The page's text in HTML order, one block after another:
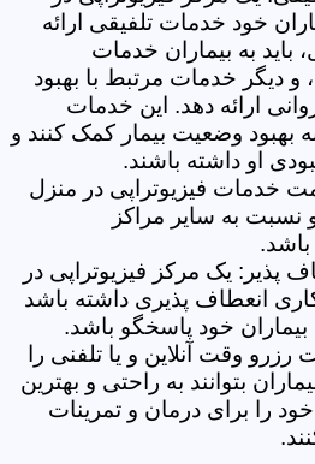
خود خدمات تلفیقی ارائه
باید به بیماران خدمات
و دیگر خدمات مرتبط با بهبود
ارائه دهد. این خدمات
بهبود وضعیت بیمار کمک کنند و
او داشته باشند.
خدمات فیزیوتراپی در منزل
نسبت به سایر مراکز
باشد.
پذیر: یک مرکز فیزیوتراپی در
انعطاف پذیری داشته باشد
بیماران خود پاسخگو باشد.
رزرو وقت آنلاین و یا تلفنی را
بتوانند به راحتی و بهترین
را برای درمان و تمرینات